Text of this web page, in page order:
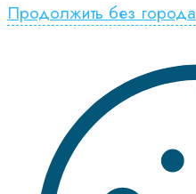
Продолжить без города